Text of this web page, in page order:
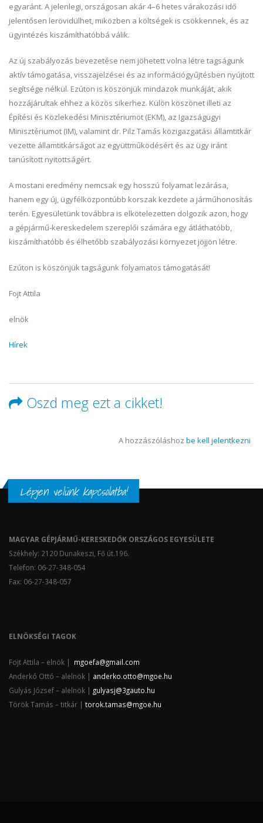
egyaránt. A jelenlegi, országosan akár 4–6 hetes várakozási idő
jelentősen lerövidülhet, miközben a költségek is csökkennek, és az
ügyintézés kiszámíthatóbbá válik.
Az új szabályozás bevezetése nem jöhetett volna létre tagságunk
aktív támogatása, visszajelzései és az információgyűjtésben nyújtott
segítsége nélkül. Ezúton is köszönjük mindazok munkáját, akik
hozzájárultak ehhez a közös sikerhez. Külön köszönet illeti az
Építési és Közlekedési Minisztériumot (EKM), az Igazságügyi
Minisztériumot (IM), valamint dr. Pilz Tamás közigazgatási államtitkár
vezette államtitkárságot az együttműködésért és az ügy iránt
tanúsított nyitottságért.
A mostani eredmény nemcsak egy hosszú folyamat lezárása,
hanem egy új, ügyfélközpontúbb korszak kezdete a járműhonosítás
terén. Egyesületünk továbbra is elkötelezetten dolgozik azon, hogy
a gépjármű-kereskedelem szereplői számára egy átláthatóbb,
kiszámíthatóbb és élhetőbb szabályozási környezet jöjjön létre.
Ezúton is köszönjük tagságunk folyamatos támogatását!
Fojt Attila
elnök
Hírek
Oszd meg ezt a cikket!
A hozzászóláshoz be kell jelentkezni
Lépjen velünk kapcsolatba!
MAGYAR GÉPJÁRMŰ-KERESKEDŐK ORSZÁGOS EGYESÜLETE
Székhely: 2120 Dunakeszi, Fő út.196.
Telefon: 06-27-348-054
Fax: 06-27-348-057
ELNÖKSÉGI TAGOK
Fojt Attila – elnök | mgoefa@gmail.com
Anderkó Ottó – alelnök | anderko.otto@mgoe.hu
Gulyás József – alelnök | gulyasj@3gauto.hu
Török Tamás – titkár | torok.tamas@mgoe.hu